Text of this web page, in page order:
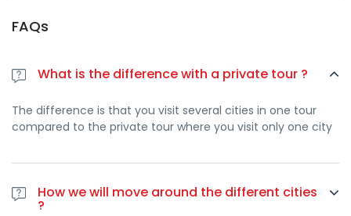
FAQs
What is the difference with a private tour ?
The difference is that you visit several cities in one tour
compared to the private tour where you visit only one city
How we will move around the different cities
?